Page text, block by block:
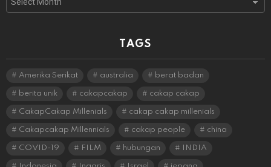
TAGS
Amerika Serikat australia berat badan
berita unik cakapcakap cakap cakap
CakapCakap Millenials cakap cakap millenials
Cakapcakap Millennials cakap people china
COVID-19 FILM hubungan INDIA